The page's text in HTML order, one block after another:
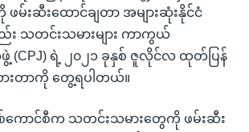
မ်းဆီးထောင်ချတာ အများဆုံးနိုင်ငံ
သတင်းသမားများ ကာကွယ်
(CPJ) ရဲ့ ၂၀၂၁ ခုနှစ် ဇူလိုင်လ ထုတ်ပြန်
ားတာကို တွေ့ရပါတယ်။
ောင်စီက သတင်းသမားတွေကို ဖမ်းဆီး